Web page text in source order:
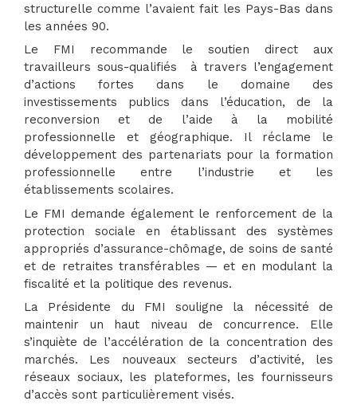
structurelle comme l’avaient fait les Pays-Bas dans
les années 90.
Le FMI recommande le soutien direct aux
travailleurs sous-qualifiés à travers l’engagement
d’actions fortes dans le domaine des
investissements publics dans l’éducation, de la
reconversion et de l’aide à la mobilité
professionnelle et géographique. Il réclame le
développement des partenariats pour la formation
professionnelle entre l’industrie et les
établissements scolaires.
Le FMI demande également le renforcement de la
protection sociale en établissant des systèmes
appropriés d’assurance-chômage, de soins de santé
et de retraites transférables — et en modulant la
fiscalité et la politique des revenus.
La Présidente du FMI souligne la nécessité de
maintenir un haut niveau de concurrence. Elle
s’inquiète de l’accélération de la concentration des
marchés. Les nouveaux secteurs d’activité, les
réseaux sociaux, les plateformes, les fournisseurs
d’accès sont particulièrement visés.